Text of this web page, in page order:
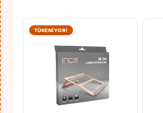
TÜKENİYOR!